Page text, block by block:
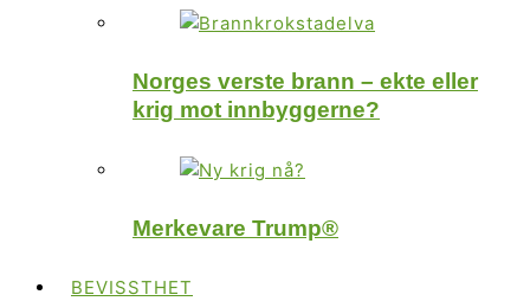
Norges verste brann – ekte eller
krig mot innbyggerne?
Merkevare Trump®
BEVISSTHET